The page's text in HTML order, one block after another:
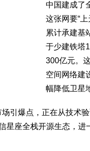
中国建成了
这张网要“
累计承建基
于少建铁塔
300亿元。
空间网络建
幅降低卫星
引爆点，正在从技术
星座全栈开源生态 ，